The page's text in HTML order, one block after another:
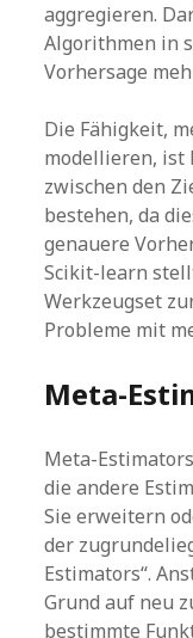
aggregieren.
Algorithmen in
Vorhersage
Die Fähigkeit,
modellieren, ist
zwischen den
bestehen, da
genauere
Scikit-learn
Werkzeugset
Probleme mit
Meta-
Meta-
die andere
Sie erweitern
der
Estimators“.
Grund auf neu
bestimmte